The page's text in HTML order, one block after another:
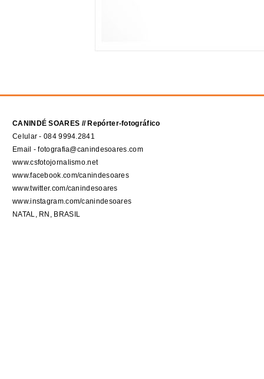
CANINDÉ SOARES // Repórter-fotográfico
Celular - 084 9994.2841
Email - fotografia@canindesoares.com
www.csfotojornalismo.net
www.facebook.com/canindesoares
www.twitter.com/canindesoares
www.instagram.com/canindesoares
NATAL, RN, BRASIL